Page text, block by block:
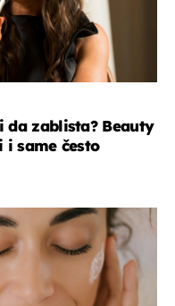
da zablista? Beauty
same često